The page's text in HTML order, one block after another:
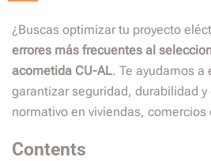
¿Buscas optimizar tu proyecto
errores más frecuentes al
acometida CU-AL. Te ayudamos a
garantizar seguridad, durabilidad
normativo en viviendas, comercios
Contents